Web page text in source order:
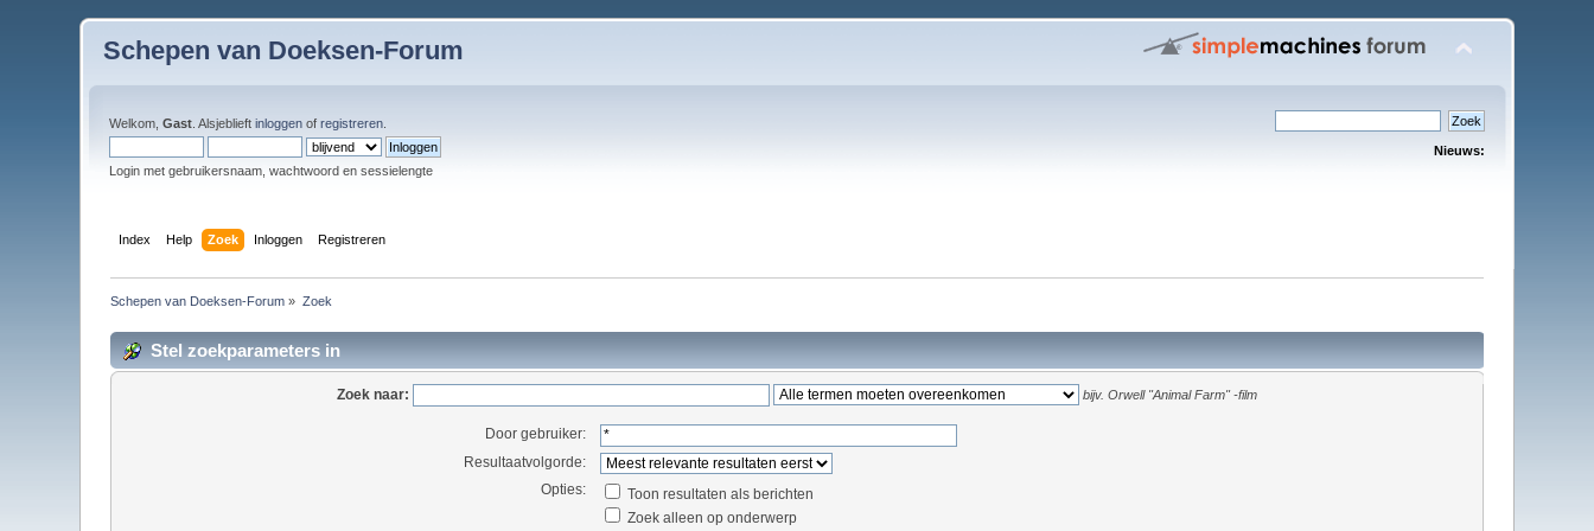
Schepen van Doeksen-Forum
Welkom,Gast . Alsjeblieftinloggen ofregistreren
Login met gebruikersnaam, wachtwoord en sessielengte
Nieuws:
Index Help Zoek Inloggen Registreren
Schepen van Doeksen-Forum » Zoek
Stel zoekparameters in
Zoek naar: bijv. Orwell "Animal Farm" -film
Door gebruiker:
Resultaatvolgorde:
Opties:
Toon resultaten als berichten
Zoek alleen op onderwerp